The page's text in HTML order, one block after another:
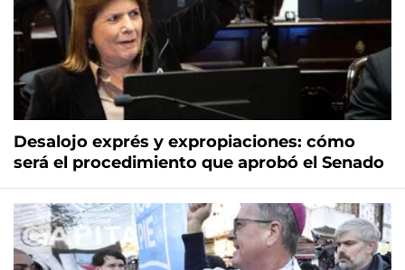
Desalojo exprés y expropiaciones: cómo
será el procedimiento que aprobó el Senado